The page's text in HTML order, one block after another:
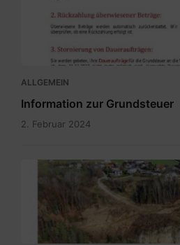
ALLGEMEIN
Information zur Grundsteuer
2. Februar 2024